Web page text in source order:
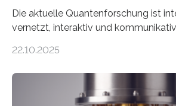
Die aktuelle Quantenforschung ist
vernetzt, interaktiv und
oft von Autor*innen, die eng
werden schnell weiterentwickelt.
22.10.2025